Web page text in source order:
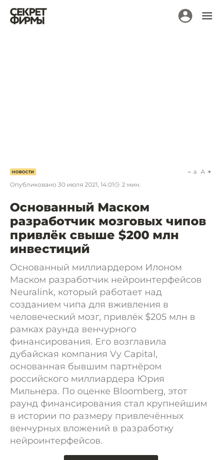
НОВОСТИ
Опубликовано 30 июля 2021, 14:01 2 мин.
a A
Основанный Маском
разработчик мозговых чипов
привлёк свыше $200 млн
инвестиций
Основанный миллиардером Илоном
Маском разработчик нейроинтерфейсов
Neuralink, который работает над
созданием чипа для вживления в
человеческий мозг, привлёк $205 млн в
рамках раунда венчурного
финансирования. Его возглавила
дубайская компания Vy Capital,
основанная бывшим партнёром
российского миллиардера Юрия
Мильнера. По оценке Bloomberg, этот
раунд финансирования стал крупнейшим
в истории по размеру привлечённых
венчурных вложений в разработку
нейроинтерфейсов.